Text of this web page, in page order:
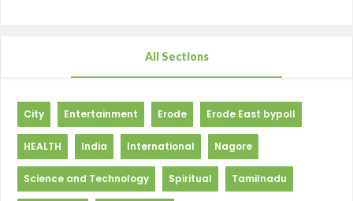
All Sections
City Entertainment Erode Erode East bypoll
HEALTH India International Nagore
Science and Technology Spiritual Tamilnadu